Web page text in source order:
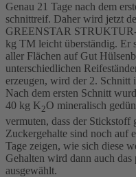
Genau 21 Tage nach dem
schnittreif. Daher wird jetzt
GREENSTAR
kg TM leicht überständig. Er
aller Flächen auf Gut
unterschiedlichen
erzeugen, wird der 2. Schnitt
Nach dem ersten Schnitt
40 kg K2O mineralisch
vermuten, dass der Stickstoff
Zuckergehalte sind noch auf
Tage zeigen, wie sich diese
Gehalten wird dann auch
ausgewählt.